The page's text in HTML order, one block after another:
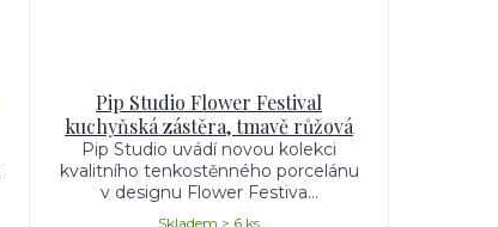
Pip Studio Flower Festival
kuchyňská zástěra, tmavě růžová
Pip Studio uvádí novou kolekci
kvalitního tenkostěnného porcelánu
v designu Flower Festiva...
Skladem > 6 ks